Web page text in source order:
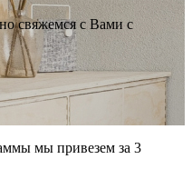
свяжемся с Вами с